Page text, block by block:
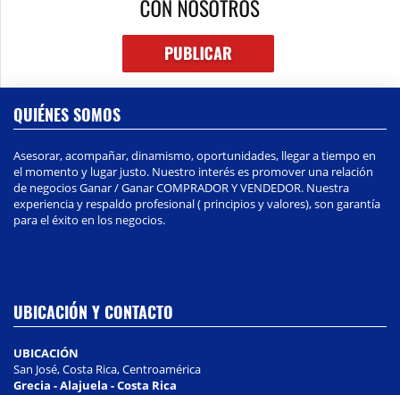
QUIÉNES SOMOS
Asesorar, acompañar, dinamismo, oportunidades, llegar a tiempo en
el momento y lugar justo. Nuestro interés es promover una relación
de negocios Ganar / Ganar COMPRADOR Y VENDEDOR. Nuestra
experiencia y respaldo profesional ( principios y valores), son garantía
para el éxito en los negocios.
UBICACIÓN Y CONTACTO
UBICACIÓN
San José, Costa Rica, Centroamérica
Grecia - Alajuela - Costa Rica